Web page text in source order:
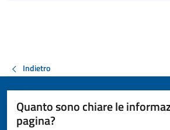
Indietro
Quanto sono chiare le
pagina?